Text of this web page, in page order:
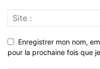
Enregistrer mon nom,
pour la prochaine fois que